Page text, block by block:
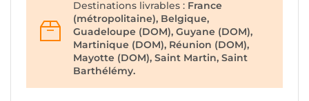
Destinations livrables : France
(métropolitaine), Belgique,
Guadeloupe (DOM), Guyane (DOM),
Martinique (DOM), Réunion (DOM),
Mayotte (DOM), Saint Martin, Saint
Barthélémy.